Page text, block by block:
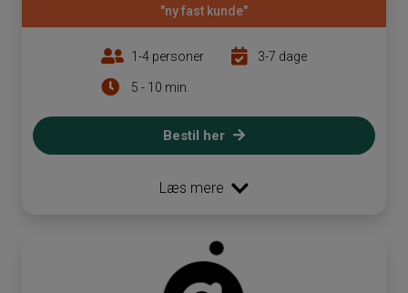
"ny fast kunde"
1-4 personer
5 - 10 min.
3-7 dage
Bestil her
Læs mere